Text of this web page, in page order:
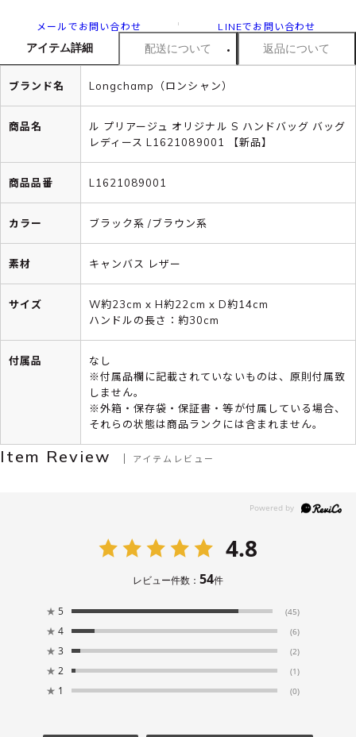
メールでお問い合わせ LINEでお問い合わせ
アイテム詳細 配送について 返品について
ブランド名 Longchamp（ロンシャン）
商品名
ル プリアージュ オリジナル S ハンドバッグ バッグ
レディース L1621089001 【新品】
商品品番 L1621089001
カラー ブラック系 /ブラウン系
素材 キャンバス レザー
サイズ
W約23cm x H約22cm x D約14cm
ハンドルの長さ：約30cm
付属品
なし
※付属品欄に記載されていないものは、原則付属致
しません。
※外箱・保存袋・保証書・等が付属している場合、
それらの状態は商品ランクには含まれません。
Item Review アイテムレビュー
4.8
レビュー件数： 54件
★ 5 (45)
★ 4 (6)
★ 3 (2)
★ 2 (1)
★ 1 (0)